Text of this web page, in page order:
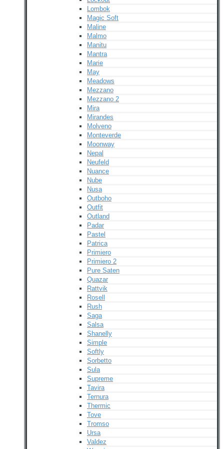
Lombok
Magic Soft
Maline
Malmo
Manitu
Mantra
Marie
May
Meadows
Mezzano
Mezzano 2
Mira
Mirandes
Molveno
Monteverde
Moonway
Nepal
Neufeld
Nuance
Nube
Nusa
Outboho
Outfit
Outland
Padar
Pastel
Patrica
Primiero
Primiero 2
Pure Saten
Quazar
Rattvik
Rosell
Rush
Saga
Salsa
Shanelly
Simple
Softly
Sorbetto
Sula
Supreme
Tavira
Ternura
Thermic
Tove
Tromso
Ursa
Valdez